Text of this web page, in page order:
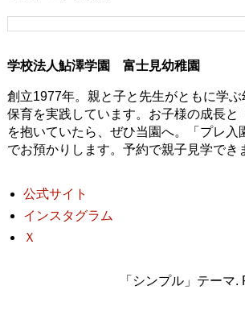
学校法人鮎澤学園 富士見幼稚園
創立1977年。親と子と先生がともに学
保育を実践しています。お子様の成長
を抱いていたら、ぜひ当園へ。「プレ
でお預かりします。予約で親子見学でき
公式サイト
インスタグラム
Ｘ
「シンプル」テーマ.